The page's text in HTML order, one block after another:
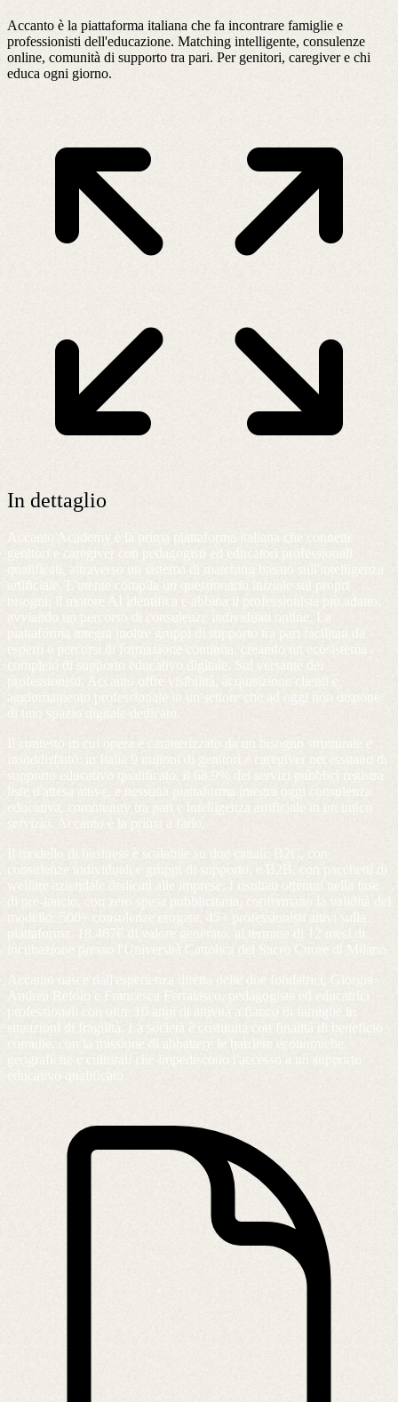
Accanto è la piattaforma italiana che fa incontrare famiglie e
professionisti dell'educazione. Matching intelligente, consulenze
online, comunità di supporto tra pari. Per genitori, caregiver e chi
educa ogni giorno.
In dettaglio
Accanto Academy è la prima piattaforma italiana che connette
genitori e caregiver con pedagogisti ed educatori professionali
qualificati, attraverso un sistema di matching basato sull'intelligenza
artificiale. L'utente compila un questionario iniziale sui propri
bisogni; il motore AI identifica e abbina il professionista più adatto,
avviando un percorso di consulenze individuali online. La
piattaforma integra inoltre gruppi di supporto tra pari facilitati da
esperti e percorsi di formazione continua, creando un ecosistema
completo di supporto educativo digitale. Sul versante dei
professionisti, Accanto offre visibilità, acquisizione clienti e
aggiornamento professionale in un settore che ad oggi non dispone
di uno spazio digitale dedicato.
Il contesto in cui opera è caratterizzato da un bisogno strutturale e
insoddisfatto: in Italia 9 milioni di genitori e caregiver necessitano di
supporto educativo qualificato, il 68,9% dei servizi pubblici registra
liste d'attesa attive, e nessuna piattaforma integra oggi consulenza
educativa, community tra pari e intelligenza artificiale in un unico
servizio. Accanto è la prima a farlo.
Il modello di business è scalabile su due canali: B2C, con
consulenze individuali e gruppi di supporto, e B2B, con pacchetti di
welfare aziendale dedicati alle imprese. I risultati ottenuti nella fase
di pre-lancio, con zero spesa pubblicitaria, confermano la validità del
modello: 500+ consulenze erogate, 45+ professionisti attivi sulla
piattaforma, 18.467€ di valore generato, al termine di 12 mesi di
incubazione presso l'Università Cattolica del Sacro Cuore di Milano.
Accanto nasce dall'esperienza diretta delle due fondatrici, Giorgia
Andrea Refolo e Francesca Ferralasco, pedagogiste ed educatrici
professionali con oltre 10 anni di attività a fianco di famiglie in
situazioni di fragilità. La società è costituita con finalità di beneficio
comune, con la missione di abbattere le barriere economiche,
geografiche e culturali che impediscono l'accesso a un supporto
educativo qualificato.